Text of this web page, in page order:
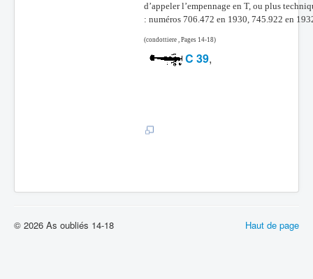
d’appeler l’empennage en T, ou plus
: numéros 706.472 en 1930, 745.922 en
(condottiere , Pages 14-18)
C 39,
Haut de page
© 2026 As oubliés 14-18